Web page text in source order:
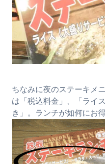
ちなみに夜のステーキメ
は「税込料金」、「ライ
き」。ランチが如何にお